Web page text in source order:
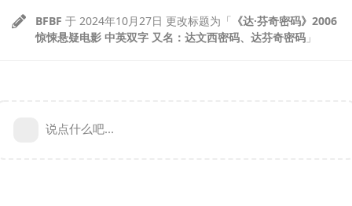
BFBF 于 2024年10月27日 更改标题为「 《达·芬奇密码》2006
惊悚悬疑电影 中英双字 又名：达文西密码、达芬奇密码 」
说点什么吧...